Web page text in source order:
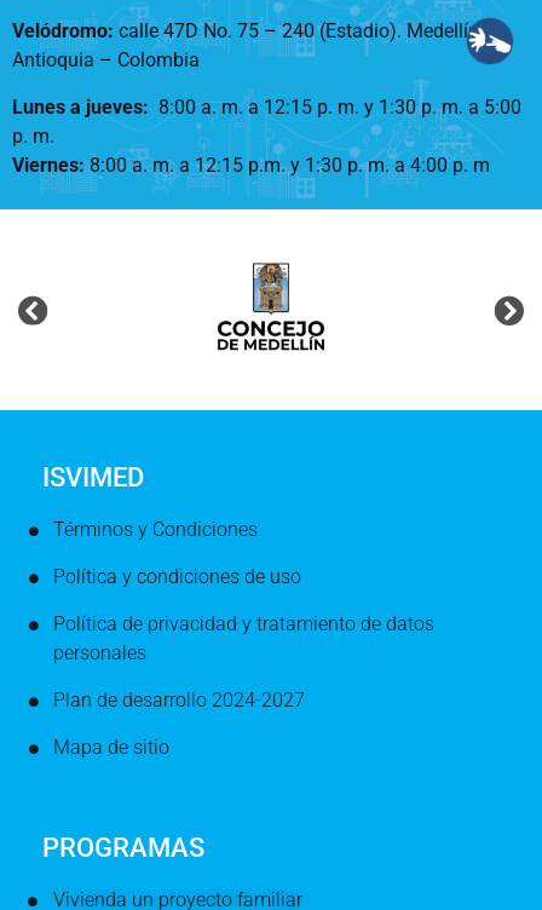
Velódromo: calle 47D No. 75 – 240 (Estadio). Medellín –
Antioquia – Colombia
Lunes a jueves: 8:00 a. m. a 12:15 p. m. y 1:30 p. m. a 5:00
p. m.
Viernes:8:00 a. m. a 12:15 p.m. y 1:30 p. m. a 4:00 p. m
ISVIMED
Términos y Condiciones
Política y condiciones de uso
Política de privacidad y tratamiento de datos
personales
Plan de desarrollo 2024-2027
Mapa de sitio
PROGRAMAS
Vivienda un proyecto familiar